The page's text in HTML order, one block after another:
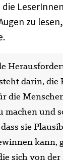
zu
darin, die
die
machen und
sie
kann,
sich von